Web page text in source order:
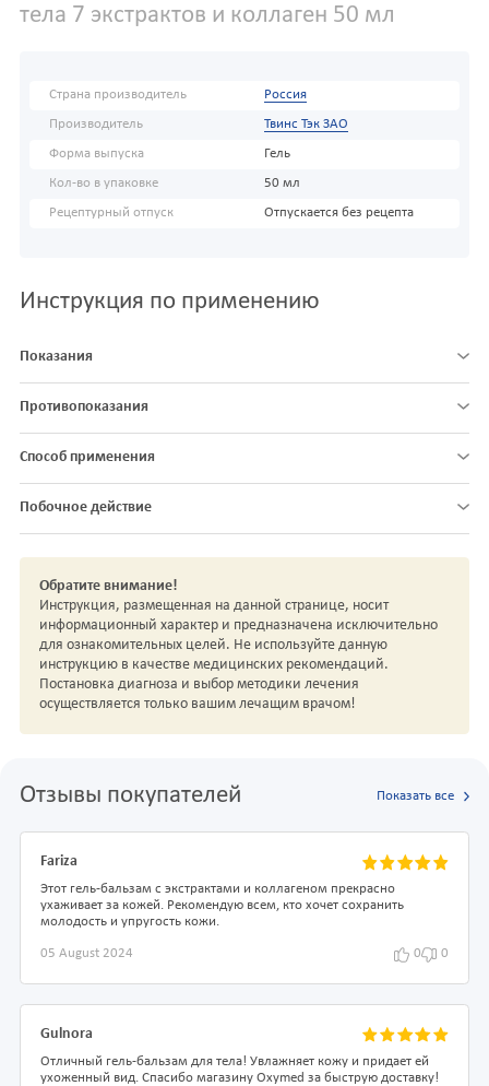
тела 7 экстрактов и коллаген 50 мл
Страна производитель Россия
Производитель Твинс Тэк ЗАО
Форма выпуска Гель
Кол-во в упаковке 50 мл
Рецептурный отпуск Отпускается без рецепта
Инструкция по применению
Показания
Противопоказания
Способ применения
Побочное действие
Обратите внимание!
Инструкция, размещенная на данной странице, носит
информационный характер и предназначена исключительно
для ознакомительных целей. Не используйте данную
инструкцию в качестве медицинских рекомендаций.
Постановка диагноза и выбор методики лечения
осуществляется только вашим лечащим врачом!
Отзывы покупателей Показать все
Fariza
Этот гель-бальзам с экстрактами и коллагеном прекрасно
ухаживает за кожей. Рекомендую всем, кто хочет сохранить
молодость и упругость кожи.
05 August 2024 0 0
Gulnora
Отличный гель-бальзам для тела! Увлажняет кожу и придает ей
ухоженный вид. Спасибо магазину Oxymed за быструю доставку!